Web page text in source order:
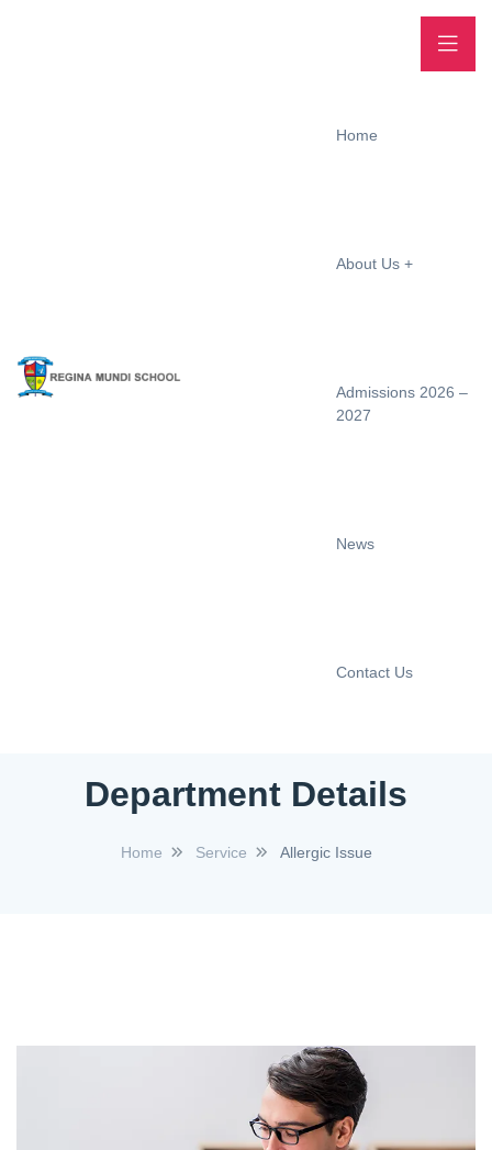
Home
About Us
Admissions 2026 –
2027
News
Contact Us
Department Details
Home Service Allergic Issue